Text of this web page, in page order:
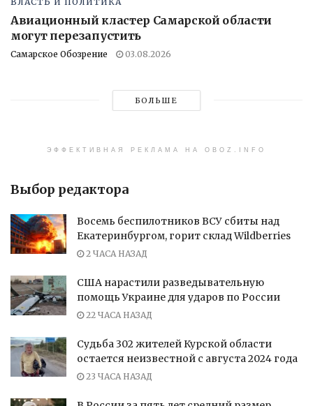
Авиационный кластер Самарской области
могут перезапустить
Самарское Обозрение 03.08.2026
БОЛЬШЕ
ЭФФЕКТИВНАЯ РЕКЛАМА НА OBOZ.INFO
Выбор редактора
Восемь беспилотников ВСУ сбиты над
Екатеринбургом, горит склад Wildberries
2 ЧАСА НАЗАД
США нарастили разведывательную
помощь Украине для ударов по России
22 ЧАСА НАЗАД
Судьба 302 жителей Курской области
остается неизвестной с августа 2024 года
23 ЧАСА НАЗАД